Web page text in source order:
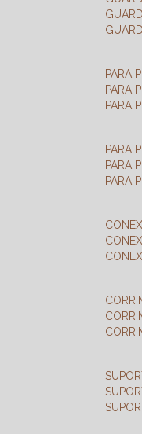
PARA
PARA
PARA
PARA
PARA
PARA